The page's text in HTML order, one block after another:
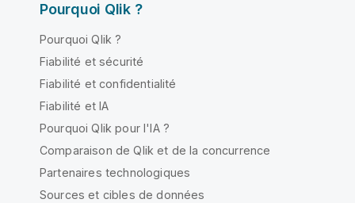
Pourquoi Qlik ?
Pourquoi Qlik ?
Fiabilité et sécurité
Fiabilité et confidentialité
Fiabilité et IA
Pourquoi Qlik pour l'IA ?
Comparaison de Qlik et de la concurrence
Partenaires technologiques
Sources et cibles de données